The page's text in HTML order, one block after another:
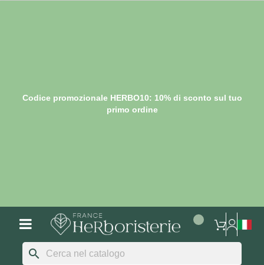
Codice promozionale HERBO10: 10% di sconto sul tuo
primo ordine
search